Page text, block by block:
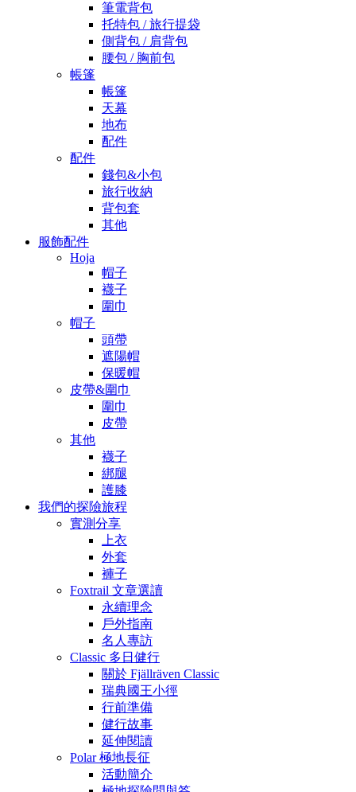
筆電背包
托特包 / 旅行提袋
側背包 / 肩背包
腰包 / 胸前包
帳篷
帳篷
天幕
地布
配件
配件
錢包&小包
旅行收納
背包套
其他
服飾配件
Hoja
帽子
襪子
圍巾
帽子
頭帶
遮陽帽
保暖帽
皮帶&圍巾
圍巾
皮帶
其他
襪子
綁腿
護膝
我們的探險旅程
實測分享
上衣
外套
褲子
Foxtrail 文章選讀
永續理念
戶外指南
名人專訪
Classic 多日健行
關於 Fjällräven Classic
瑞典國王小徑
行前準備
健行故事
延伸閱讀
Polar 極地長征
活動簡介